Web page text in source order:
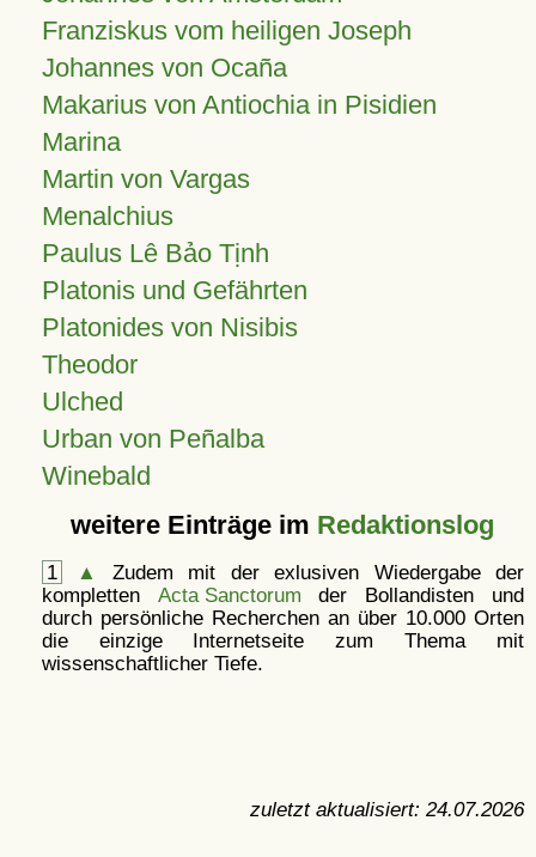
Franziskus vom heiligen Joseph
Johannes von Ocaña
Makarius von Antiochia in Pisidien
Marina
Martin von Vargas
Menalchius
Paulus Lê Bảo Tịnh
Platonis und Gefährten
Platonides von Nisibis
Theodor
Ulched
Urban von Peñalba
Winebald
weitere Einträge im Redaktionslog
1 ▲
Zudem mit der exlusiven Wiedergabe der
kompletten Acta Sanctorum der Bollandisten und
durch persönliche Recherchen an über 10.000 Orten
die einzige Internetseite zum Thema mit
wissenschaftlicher Tiefe.
zuletzt aktualisiert: 24.07.2026